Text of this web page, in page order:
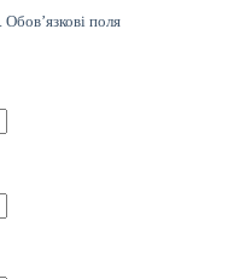
Обов’язкові поля